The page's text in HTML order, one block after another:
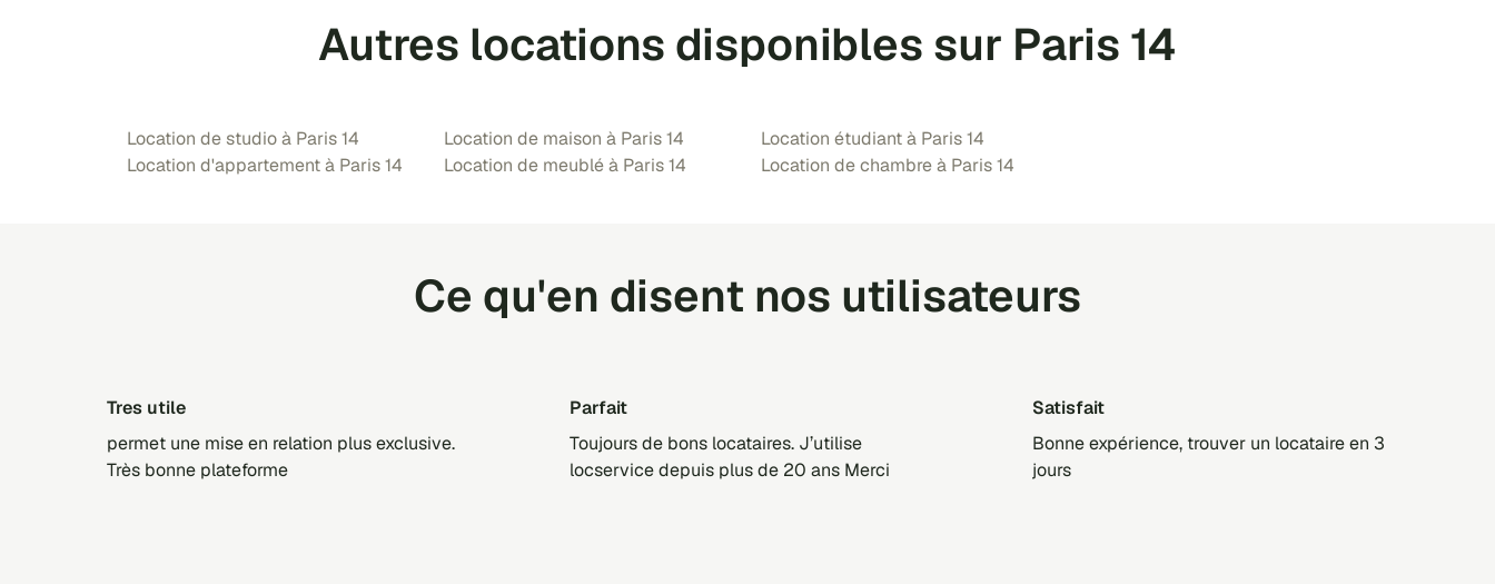
Autres locations disponibles sur Paris 14
Location de studio à Paris 14
Location d'appartement à Paris 14
Location de maison à Paris 14
Location de meublé à Paris 14
Location étudiant à Paris 14
Location de chambre à Paris 14
Ce qu'en disent nos utilisateurs
Tres utile
permet une mise en relation plus exclusive.
Très bonne plateforme
Parfait
Toujours de bons locataires. J’utilise
locservice depuis plus de 20 ans Merci
Satisfait
Bonne expérience, trouver un locataire en 3
jours